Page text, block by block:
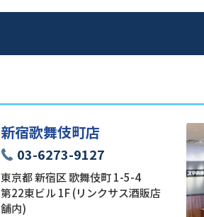
新宿歌舞伎町店
03-6273-9127
東京都 新宿区 歌舞伎町 1-5-4
第22東ビル 1F (リンクサス酒販店
舗内)